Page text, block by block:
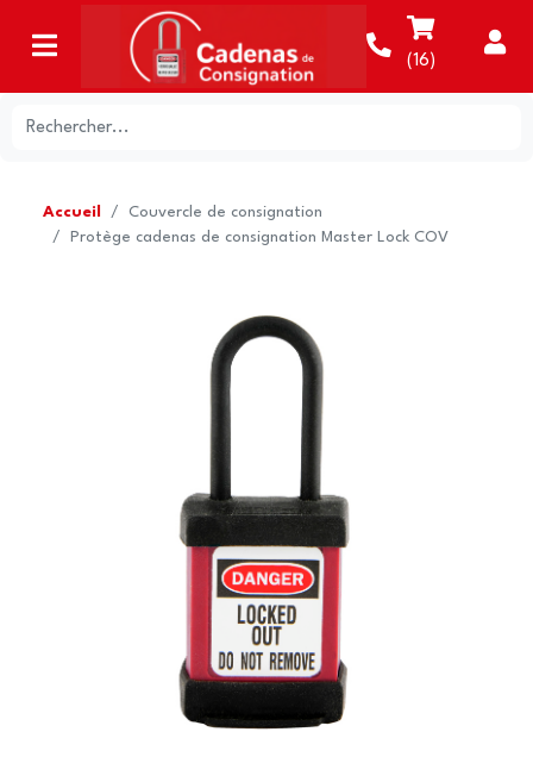
(16 )
Accueil
Couvercle de consignation
Protège cadenas de consignation Master Lock COV